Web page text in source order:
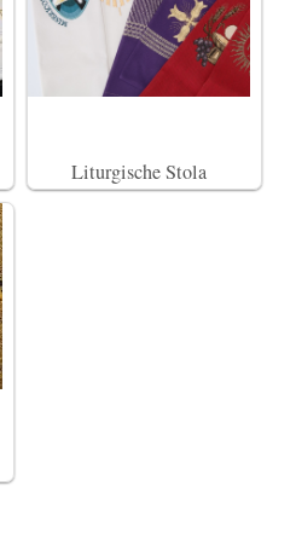
Liturgische Stola